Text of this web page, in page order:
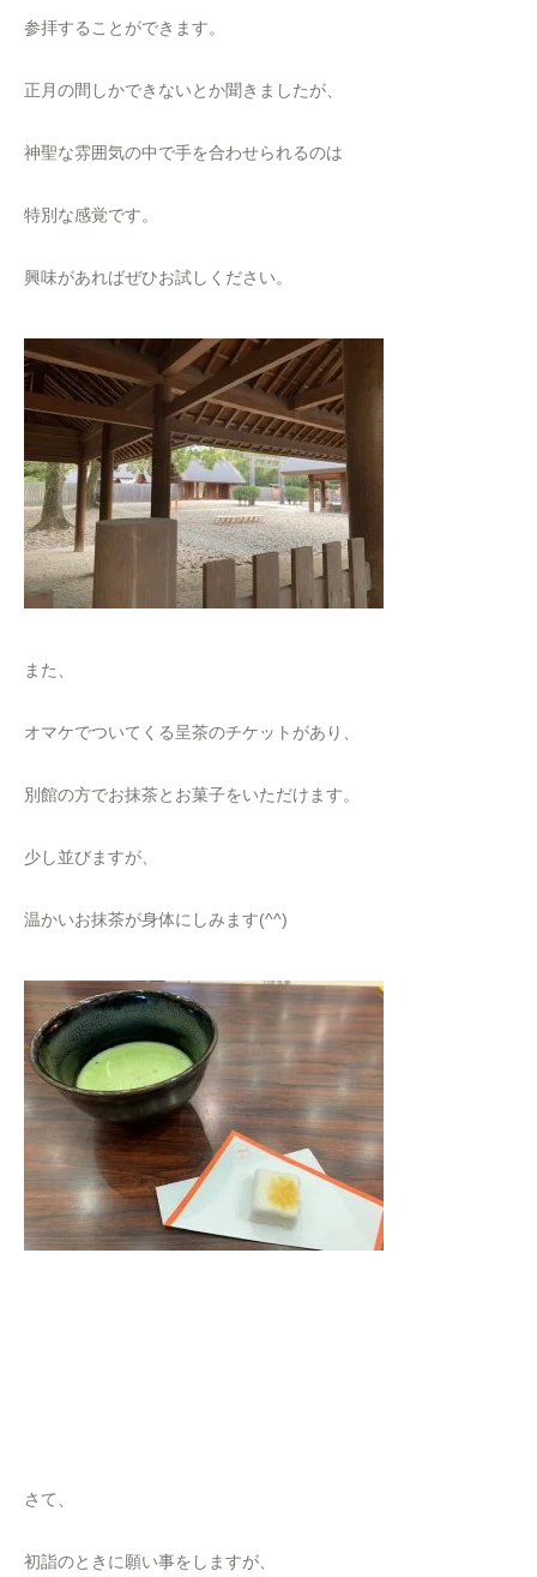
参拝することができます。
正月の間しかできないとか聞きましたが、
神聖な雰囲気の中で手を合わせられるのは
特別な感覚です。
興味があればぜひお試しください。
また、
オマケでついてくる呈茶のチケットがあり、
別館の方でお抹茶とお菓子をいただけます。
少し並びますが、
温かいお抹茶が身体にしみます(^^)
さて、
初詣のときに願い事をしますが、